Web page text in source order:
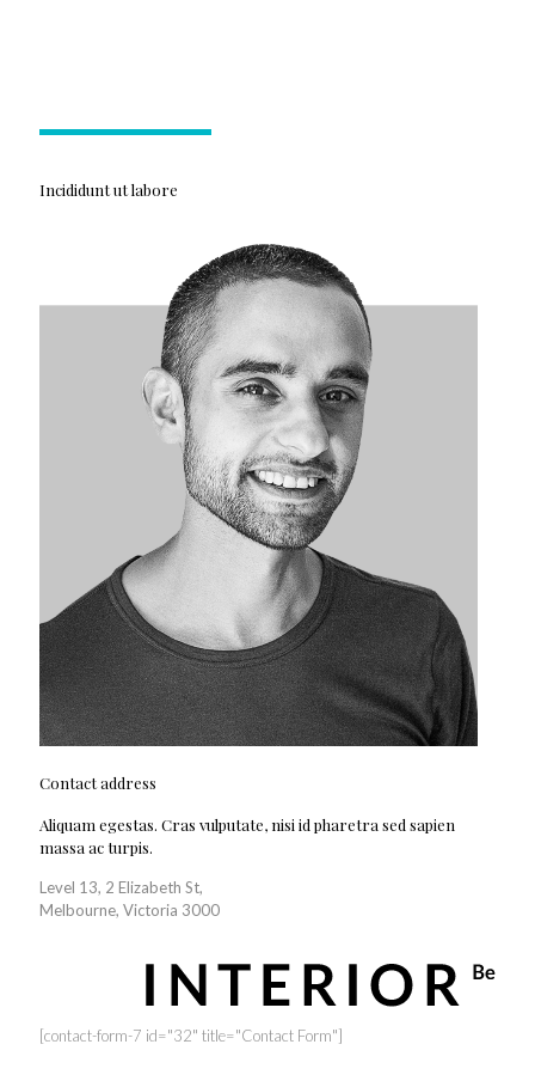
Incididunt ut labore
Contact address
Aliquam egestas. Cras vulputate, nisi id pharetra sed sapien
massa ac turpis.
Level 13, 2 Elizabeth St,
Melbourne, Victoria 3000
[contact-form-7 id="32" title="Contact Form"]